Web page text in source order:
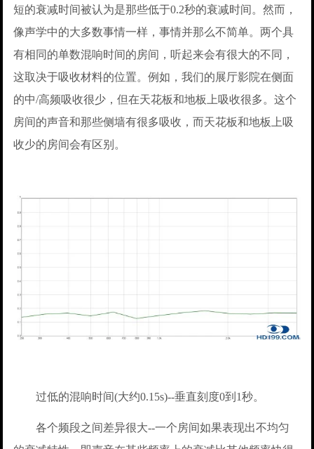
短的衰减时间被认为是那些低于0.2秒的衰减时间。然而，
像声学中的大多数事情一样，事情并那么不简单。两个具
有相同的单数混响时间的房间，听起来会有很大的不同，
这取决于吸收材料的位置。例如，我们的展厅影院在侧面
的中/高频吸收很少，但在天花板和地板上吸收很多。这个
房间的声音和那些侧墙有很多吸收，而天花板和地板上吸
收少的房间会有区别。
过低的混响时间(大约0.15s)--垂直刻度0到1秒。
各个频段之间差异很大--一个房间如果表现出不均匀